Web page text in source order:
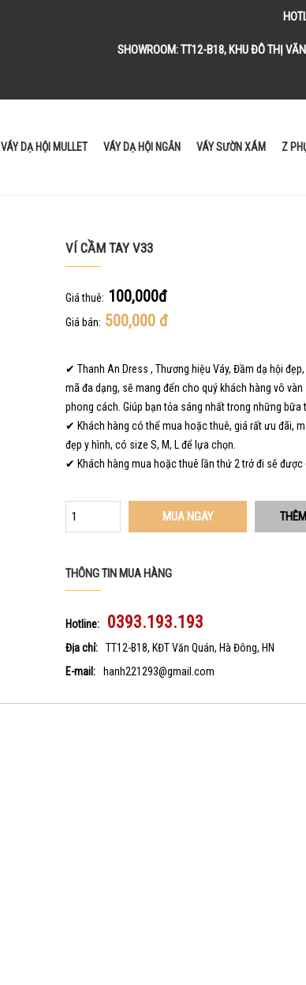
SHOWROOM:TT12-B18, KHU ĐÔ THỊ
VÁY DẠ HỘI MULLET VÁY DẠ HỘI NGẮN VÁY SƯỜN XÁM Z
VÍ CẦM TAY V33
Giá thuê: 100,000đ
Giá bán: 500,000 đ
✔ Thanh An Dress , Thương hiệu Váy, Đầm dạ hội
mã đa dạng, sẽ mang đến cho quý khách hàng vô
phong cách. Giúp bạn tỏa sáng nhất trong những bữa
✔ Khách hàng có thể mua hoặc thuê, giá rất ưu đãi,
đẹp y hình, có size S, M, L để lựa chọn.
✔ Khách hàng mua hoặc thuê lần thứ 2 trở đi sẽ được
MUA NGAY
THÔNG TIN MUA HÀNG
Hotline: 0393.193.193
Địa chỉ:
TT12-B18, KĐT Văn Quán, Hà Đông, HN
E-mail:
hanh221293@gmail.com